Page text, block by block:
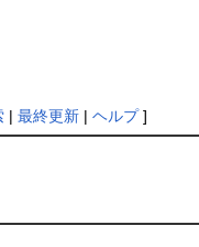
| 最終更新| ヘルプ]